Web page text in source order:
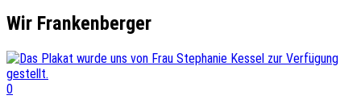
Wir Frankenberger
0